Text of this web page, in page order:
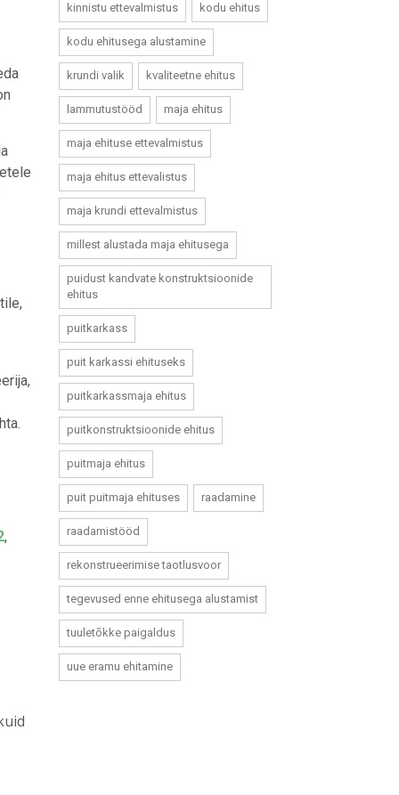
,
kinnistu ettevalmistus kodu ehitus
kodu ehitusega alustamine
krundi valik kvaliteetne ehitus
lammutustööd maja ehitus
maja ehituse ettevalmistus
maja ehitus ettevalistus
maja krundi ettevalmistus
millest alustada maja ehitusega
puidust kandvate konstruktsioonide
ehitus
puitkarkass
puit karkassi ehituseks
puitkarkassmaja ehitus
puitkonstruktsioonide ehitus
puitmaja ehitus
puit puitmaja ehituses raadamine
raadamistööd
rekonstrueerimise taotlusvoor
tegevused enne ehitusega alustamist
tuuletõkke paigaldus
uue eramu ehitamine